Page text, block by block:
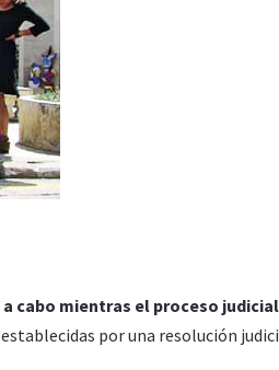
cabo mientras el proceso
por una resolución